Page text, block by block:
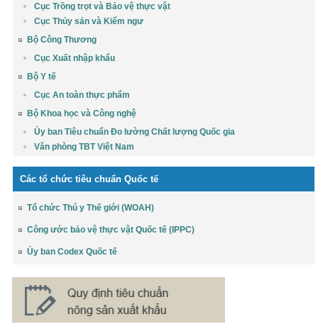
Cục Trồng trọt và Bảo vệ thực vật
Cục Thủy sản và Kiểm ngư
Bộ Công Thương
Cục Xuất nhập khẩu
Bộ Y tế
Cục An toàn thực phẩm
Bộ Khoa học và Công nghệ
Ủy ban Tiêu chuẩn Đo lường Chất lượng Quốc gia
Văn phòng TBT Việt Nam
Các tổ chức tiêu chuẩn Quốc tế
Tổ chức Thú y Thế giới (WOAH)
Công ước bảo vệ thực vật Quốc tế (IPPC)
Ủy ban Codex Quốc tế